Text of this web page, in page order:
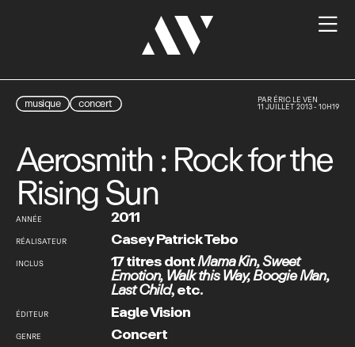

musique concert PAR ÉRIC LE VEN
11 JUILLET 2013 - 10H19
Aerosmith : Rock for the
Rising Sun
ANNÉE 2011
RÉALISATEUR Casey Patrick Tebo
INCLUS 17 titres dontMama Kin,Sweet
Emotion,Walk this Way,Boogie Man,
Last Child,etc.
ÉDITEUR Eagle Vision
GENRE Concert